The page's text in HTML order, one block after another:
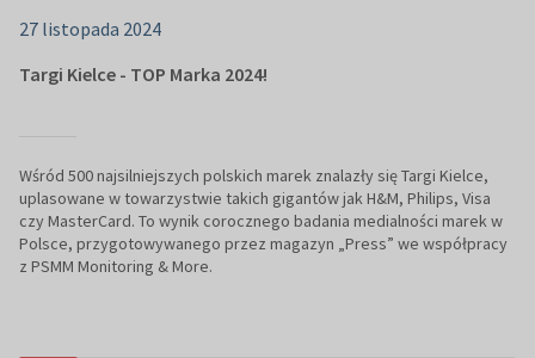
27 listopada 2024
Targi Kielce - TOP Marka 2024!
Wśród 500 najsilniejszych polskich marek znalazły się Targi Kielce,
uplasowane w towarzystwie takich gigantów jak H&M, Philips, Visa
czy MasterCard. To wynik corocznego badania medialności marek w
Polsce, przygotowywanego przez magazyn „Press” we współpracy
z PSMM Monitoring & More.